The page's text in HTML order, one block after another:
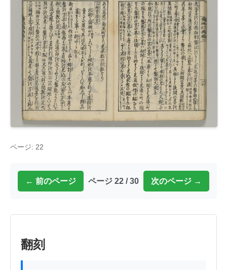
ページ: 22
← 前のページ ページ 22 / 30 次のページ →
翻刻